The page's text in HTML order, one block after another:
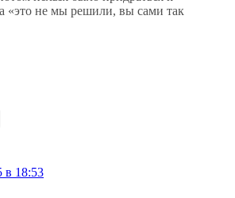
«это не мы решили, вы сами так
в 18:53